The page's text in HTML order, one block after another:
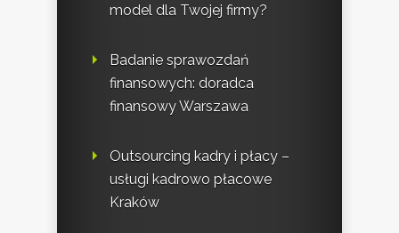
model dla Twojej firmy?
Badanie sprawozdań
finansowych: doradca
finansowy Warszawa
Outsourcing kadry i płacy –
usługi kadrowo płacowe
Kraków